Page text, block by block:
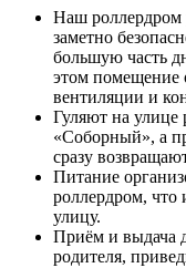
Наш роллердром
заметно
большую часть
этом помещение
вентиляции и
Гуляют на улице
«Соборный», а
сразу
Питание
роллердром, что
улицу.
Приём и выдача
родителя,